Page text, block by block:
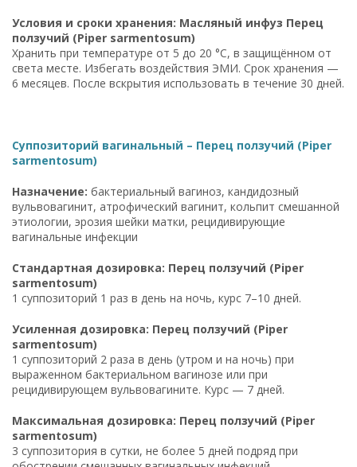
Условия и сроки хранения: Масляный инфуз Перец
ползучий (Piper sarmentosum)
Хранить при температуре от 5 до 20 °C, в защищённом от
света месте. Избегать воздействия ЭМИ. Срок хранения —
6 месяцев. После вскрытия использовать в течение 30 дней.
Суппозиторий вагинальный – Перец ползучий (Piper
sarmentosum)
Назначение: бактериальный вагиноз, кандидозный
вульвовагинит, атрофический вагинит, кольпит смешанной
этиологии, эрозия шейки матки, рецидивирующие
вагинальные инфекции
Стандартная дозировка: Перец ползучий (Piper
sarmentosum)
1 суппозиторий 1 раз в день на ночь, курс 7–10 дней.
Усиленная дозировка: Перец ползучий (Piper
sarmentosum)
1 суппозиторий 2 раза в день (утром и на ночь) при
выраженном бактериальном вагинозе или при
рецидивирующем вульвовагините. Курс — 7 дней.
Максимальная дозировка: Перец ползучий (Piper
sarmentosum)
3 суппозитория в сутки, не более 5 дней подряд при